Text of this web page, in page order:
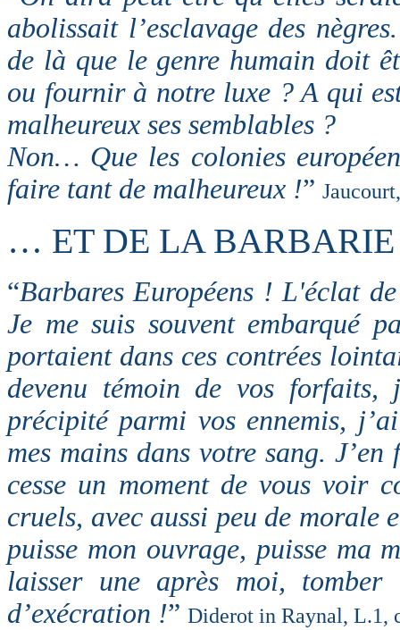
abolissait l’esclavage des
de là que le genre humain doit
ou fournir à notre luxe ? A qui
malheureux ses semblables ?
Non… Que les colonies
faire tant de malheureux !”
… ET DE LA
“Barbares Européens ! L'éclat
Je me suis souvent embarqué
portaient dans ces contrées
devenu témoin de vos
précipité parmi vos ennemis,
mes mains dans votre sang.
cesse un moment de vous voir
cruels, avec aussi peu de morale
puisse mon ouvrage, puisse ma
laisser une après moi,
d’exécration !” Diderot in Raynal, L.1,